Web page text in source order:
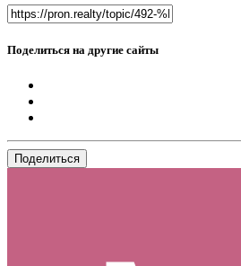
Поделиться на другие сайты
Поделиться